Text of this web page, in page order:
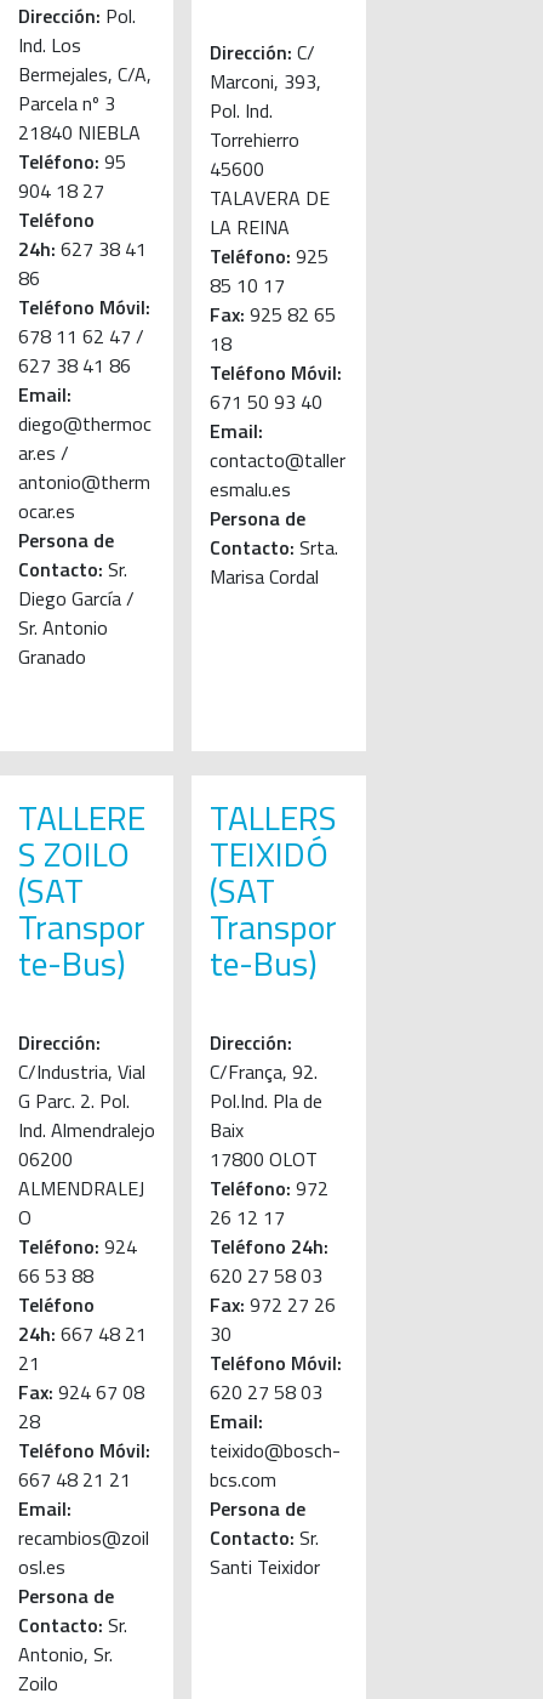
Dirección: Pol.
Ind. Los
Bermejales, C/A,
Parcela nº 3
21840 NIEBLA
Teléfono: 95
904 18 27
Teléfono
24h: 627 38 41
86
Teléfono Móvil:
678 11 62 47 /
627 38 41 86
Email:
diego@thermoc
ar.es /
antonio@therm
ocar.es
Persona de
Contacto: Sr.
Diego García /
Sr. Antonio
Granado
Dirección: C/
Marconi, 393,
Pol. Ind.
Torrehierro
45600
TALAVERA DE
LA REINA
Teléfono: 925
85 10 17
Fax: 925 82 65
18
Teléfono Móvil:
671 50 93 40
Email:
contacto@taller
esmalu.es
Persona de
Contacto: Srta.
Marisa Cordal
TALLERE
S ZOILO
(SAT
Transpor
te-Bus)
Dirección:
C/Industria, Vial
G Parc. 2. Pol.
Ind. Almendralejo
06200
ALMENDRALEJ
O
Teléfono: 924
66 53 88
Teléfono
24h: 667 48 21
21
Fax: 924 67 08
28
Teléfono Móvil:
667 48 21 21
Email:
recambios@zoil
osl.es
Persona de
Contacto: Sr.
Antonio, Sr.
Zoilo
TALLERS
TEIXIDÓ
(SAT
Transpor
te-Bus)
Dirección:
C/França, 92.
Pol.Ind. Pla de
Baix
17800 OLOT
Teléfono: 972
26 12 17
Teléfono 24h:
620 27 58 03
Fax: 972 27 26
30
Teléfono Móvil:
620 27 58 03
Email:
teixido@bosch-
bcs.com
Persona de
Contacto: Sr.
Santi Teixidor